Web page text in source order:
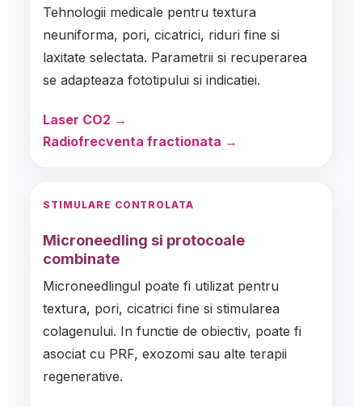
Tehnologii medicale pentru textura
neuniforma, pori, cicatrici, riduri fine si
laxitate selectata. Parametrii si recuperarea
se adapteaza fototipului si indicatiei.
Laser CO2
Radiofrecventa fractionata
STIMULARE CONTROLATA
Microneedling si protocoale
combinate
Microneedlingul poate fi utilizat pentru
textura, pori, cicatrici fine si stimularea
colagenului. In functie de obiectiv, poate fi
asociat cu PRF, exozomi sau alte terapii
regenerative.